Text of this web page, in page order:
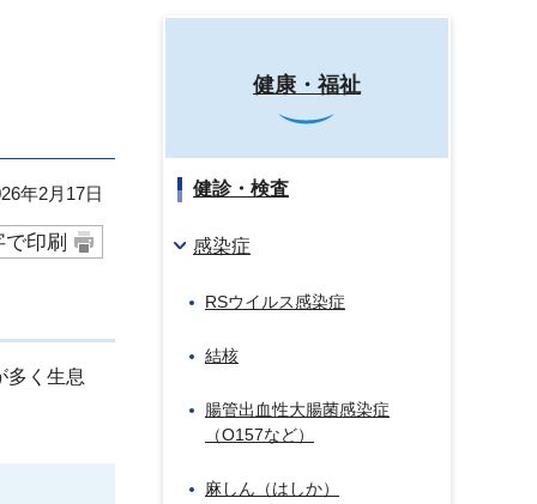
年2月17日
印刷
多く生息
健康・福祉
健診・検査
感染症
RSウイルス感染症
結核
腸管出血性大腸菌感染症
（O157など）
麻しん（はしか）